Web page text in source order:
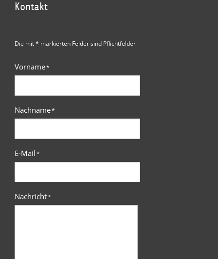
Kontakt
Die mit * markierten Felder sind Pflichtfelder
Vorname*
Nachname*
E-Mail*
Nachricht*